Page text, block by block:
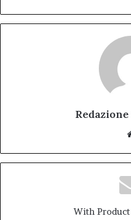
With Product